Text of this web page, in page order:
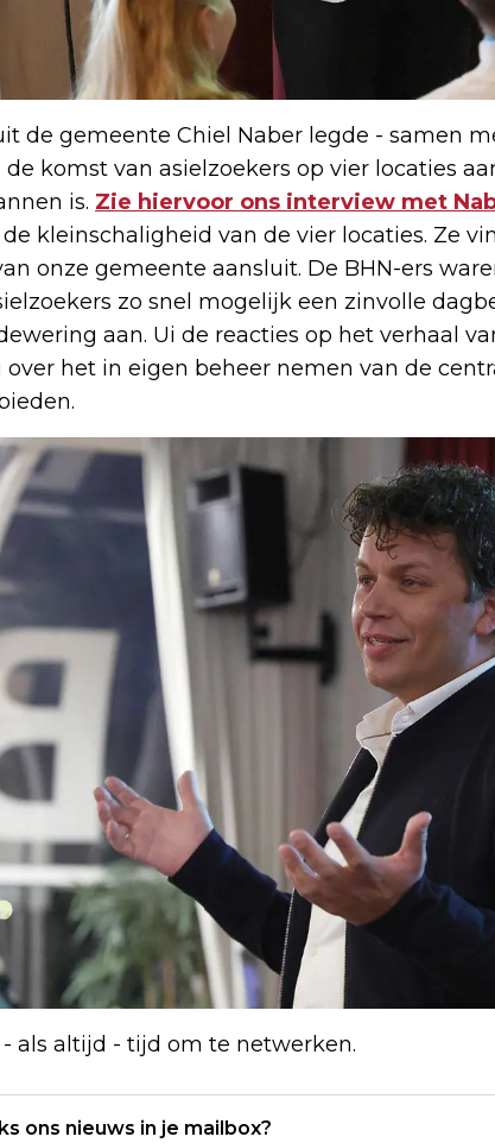
de gemeente Chiel Naber legde - samen
komst van asielzoekers op vier locaties
is. Zie hiervoor ons interview met
de kleinschaligheid van de vier locaties. Ze
onze gemeente aansluit. De BHN-ers
zo snel mogelijk een zinvolle
aan. Ui de reacties op het verhaal
het in eigen beheer nemen van de
als altijd - tijd om te netwerken.
ons nieuws in je mailbox?